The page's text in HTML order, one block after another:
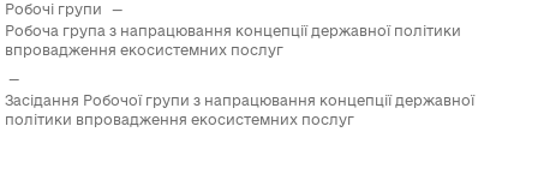
Робочі групи
—
Робоча група з напрацювання концепції державної політики
впровадження екосистемних послуг
—
Засідання Робочої групи з напрацювання концепції державної
політики впровадження екосистемних послуг